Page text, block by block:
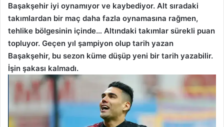
Başakşehir iyi oynamıyor ve kaybediyor. Alt sıradaki
takımlardan bir maç daha fazla oynamasına rağmen,
tehlike bölgesinin içinde… Altındaki takımlar sürekli puan
topluyor. Geçen yıl şampiyon olup tarih yazan
Başakşehir, bu sezon küme düşüp yeni bir tarih yazabilir.
İşin şakası kalmadı.